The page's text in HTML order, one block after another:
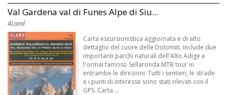
Val Gardena val di Funes Alpe di Siu...
4Land
Carta escursionistica aggiornata e di alto
dettaglio del cuore delle Dolomiti. Include due
importanti parchi naturali dell'Alto Adige e
l'ormai famoso Sellaronda MTB tour in
entrambe le direzioni. Tutti i sentieri, le strade
e i punti di interesse sono stati rilevati con il
GPS. Carta ...